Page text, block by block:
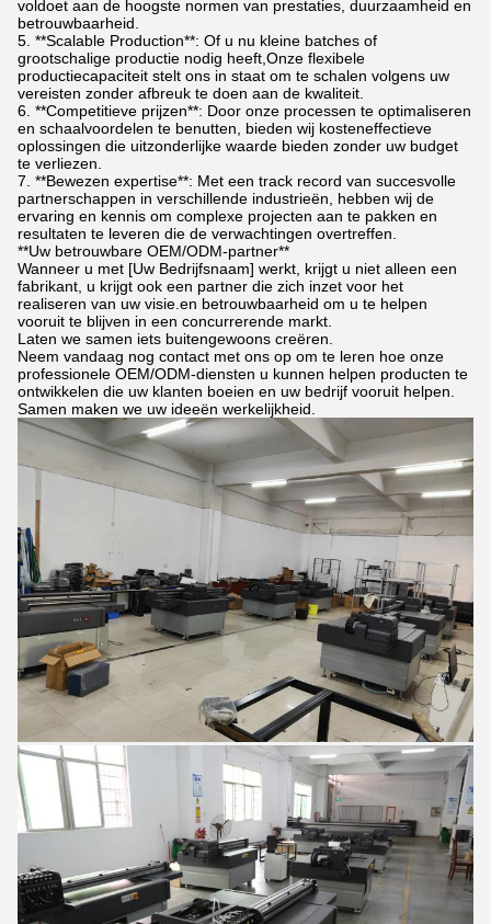
voldoet aan de hoogste normen van prestaties, duurzaamheid en
betrouwbaarheid.
5. **Scalable Production**: Of u nu kleine batches of
grootschalige productie nodig heeft,Onze flexibele
productiecapaciteit stelt ons in staat om te schalen volgens uw
vereisten zonder afbreuk te doen aan de kwaliteit.
6. **Competitieve prijzen**: Door onze processen te optimaliseren
en schaalvoordelen te benutten, bieden wij kosteneffectieve
oplossingen die uitzonderlijke waarde bieden zonder uw budget
te verliezen.
7. **Bewezen expertise**: Met een track record van succesvolle
partnerschappen in verschillende industrieën, hebben wij de
ervaring en kennis om complexe projecten aan te pakken en
resultaten te leveren die de verwachtingen overtreffen.
**Uw betrouwbare OEM/ODM-partner**
Wanneer u met [Uw Bedrijfsnaam] werkt, krijgt u niet alleen een
fabrikant, u krijgt ook een partner die zich inzet voor het
realiseren van uw visie.en betrouwbaarheid om u te helpen
vooruit te blijven in een concurrerende markt.
Laten we samen iets buitengewoons creëren.
Neem vandaag nog contact met ons op om te leren hoe onze
professionele OEM/ODM-diensten u kunnen helpen producten te
ontwikkelen die uw klanten boeien en uw bedrijf vooruit helpen.
Samen maken we uw ideeën werkelijkheid.